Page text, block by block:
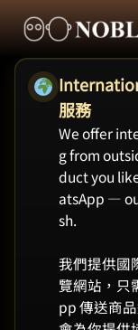
服務
We offer
g from
duct you
atsApp —
sh.
我們提供國
覽網站，只
pp 傳送商